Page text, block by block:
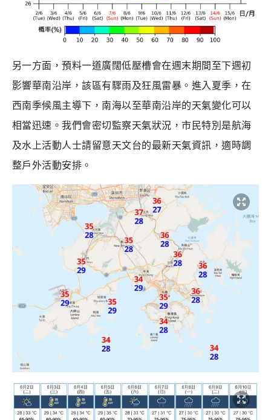
另一方面，預料一道廣闊低壓槽會在週末期間至下週初
影響華南沿岸，該區有驟雨及狂風雷暴。進入夏季，在
西南季候風主導下，南海以至華南沿岸的天氣變化可以
相當迅速。我們會密切監察天氣狀況，市民特別是航海
及水上活動人士請留意天文台的最新天氣資訊，適時調
整戶外活動安排。